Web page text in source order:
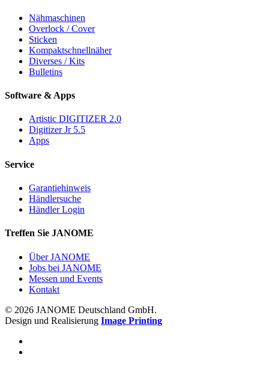
Nähmaschinen
Overlock / Cover
Sticken
Kompaktschnellnäher
Diverses / Kits
Bulletins
Software & Apps
Artistic DIGITIZER 2.0
Digitizer Jr 5.5
Apps
Service
Garantiehinweis
Händlersuche
Händler Login
Treffen Sie JANOME
Über JANOME
Jobs bei JANOME
Messen und Events
Kontakt
© 2026 JANOME Deutschland GmbH.
Design und Realisierung Image Printing